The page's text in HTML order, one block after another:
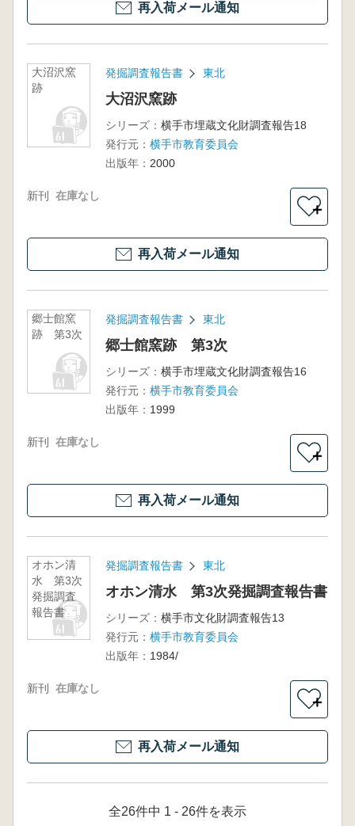
再入荷メール通知
大沼沢窯
跡
発掘調査報告書 東北
大沼沢窯跡
シリーズ： 横手市埋蔵文化財調査報告18
発行元： 横手市教育委員会
出版年： 2000
新刊 在庫なし
＋
再入荷メール通知
郷士館窯
跡 第3次
発掘調査報告書 東北
郷士館窯跡 第3次
シリーズ： 横手市埋蔵文化財調査報告16
発行元： 横手市教育委員会
出版年： 1999
新刊 在庫なし
＋
再入荷メール通知
オホン清
水 第3次
発掘調査
報告書
発掘調査報告書 東北
オホン清水 第3次発掘調査報告書
シリーズ： 横手市文化財調査報告13
発行元： 横手市教育委員会
出版年： 1984/
新刊 在庫なし
＋
再入荷メール通知
全26件中 1 - 26件を表示